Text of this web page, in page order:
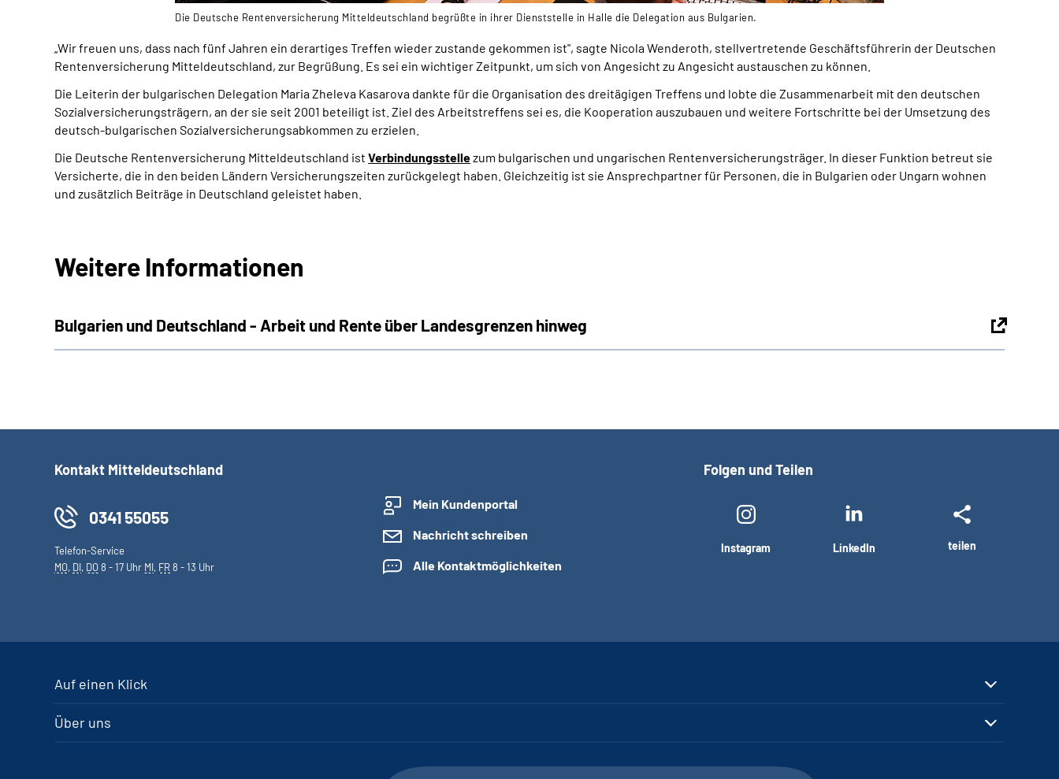
Die Deutsche Rentenversicherung Mitteldeutschland begrüßte in ihrer Dienststelle in Halle die Delegation aus Bulgarien.
„Wir freuen uns, dass nach fünf Jahren ein derartiges Treffen wieder zustande gekommen ist", sagte Nicola Wenderoth, stellvertretende Geschäftsführerin der Deutschen
Rentenversicherung Mitteldeutschland, zur Begrüßung. Es sei ein wichtiger Zeitpunkt, um sich von Angesicht zu Angesicht austauschen zu können.
Die Leiterin der bulgarischen Delegation Maria Zheleva Kasarova dankte für die Organisation des dreitägigen Treffens und lobte die Zusammenarbeit mit den deutschen
Sozialversicherungsträgern, an der sie seit 2001 beteiligt ist. Ziel des Arbeitstreffens sei es, die Kooperation auszubauen und weitere Fortschritte bei der Umsetzung des
deutsch-bulgarischen Sozialversicherungsabkommen zu erzielen.
Die Deutsche Rentenversicherung Mitteldeutschland ist Verbindungsstellezum bulgarischen und ungarischen Rentenversicherungsträger. In dieser Funktion betreut sie
Versicherte, die in den beiden Ländern Versicherungszeiten zurückgelegt haben. Gleichzeitig ist sie Ansprechpartner für Personen, die in Bulgarien oder Ungarn wohnen
und zusätzlich Beiträge in Deutschland geleistet haben.
Weitere Informationen
Bulgarien und Deutschland - Arbeit und Rente über Landesgrenzen hinweg
Kontakt Mitteldeutschland
0341 55055
Telefon-Service
MO, DI, DO8 - 17 Uhr MI, FR8 - 13 Uhr
Mein Kundenportal
Nachricht schreiben
Alle Kontaktmöglichkeiten
Folgen und Teilen
Instagram LinkedIn teilen
Auf einen Klick
Über uns